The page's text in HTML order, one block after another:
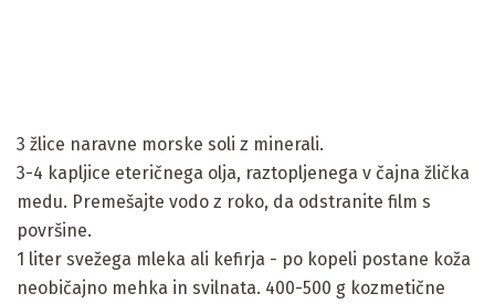
3 žlice naravne morske soli z minerali.
3-4 kapljice eteričnega olja, raztopljenega v čajna žlička
medu. Premešajte vodo z roko, da odstranite film s
površine.
1 liter svežega mleka ali kefirja - po kopeli postane koža
neobičajno mehka in svilnata. 400-500 g kozmetične